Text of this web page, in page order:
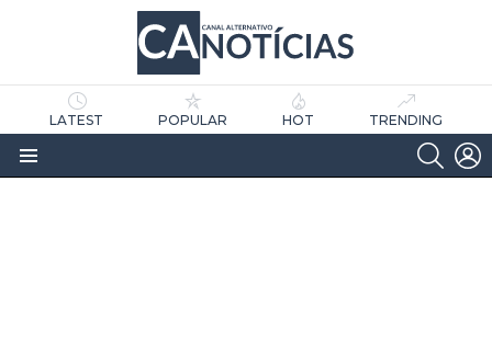
LATEST POPULAR HOT TRENDING
Menu